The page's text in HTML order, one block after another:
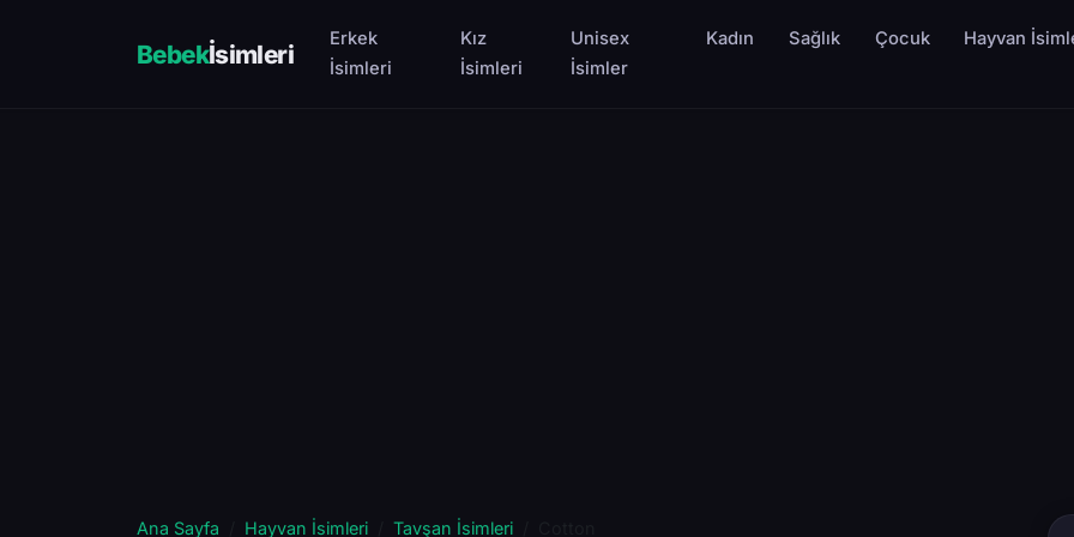
Bebekİsimleri
Erkek
İsimleri
Kız
İsimleri
Unisex
İsimler
Kadın Sağlık Çocuk Hayvan
Ana Sayfa Hayvan İsimleri Tavşan İsimleri